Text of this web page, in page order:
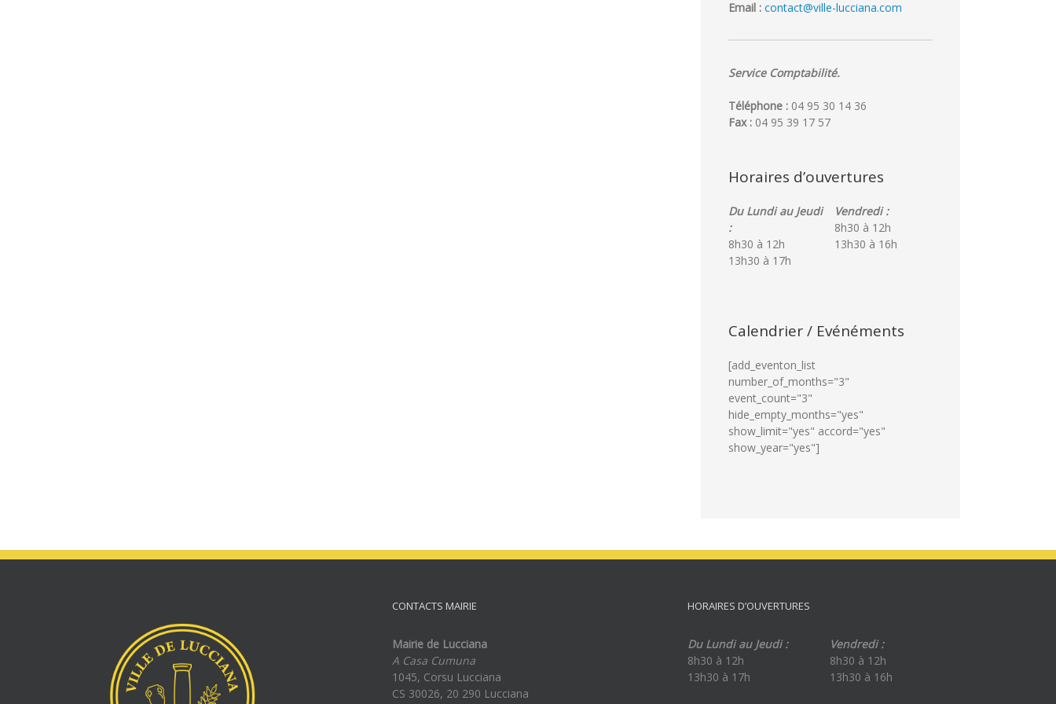
Email : contact@ville-lucciana.com
Service Comptabilité.
Téléphone : 04 95 30 14 36
Fax : 04 95 39 17 57
Horaires d’ouvertures
Du Lundi au Jeudi
:
8h30 à 12h
13h30 à 17h
Vendredi :
8h30 à 12h
13h30 à 16h
Calendrier / Evénéments
[add_eventon_list
number_of_months="3"
event_count="3"
hide_empty_months="yes"
show_limit="yes" accord="yes"
show_year="yes"]
CONTACTS MAIRIE
Mairie de Lucciana
A Casa Cumuna
1045, Corsu Lucciana
CS 30026, 20 290 Lucciana
HORAIRES D’OUVERTURES
Du Lundi au Jeudi :
8h30 à 12h
13h30 à 17h
Vendredi :
8h30 à 12h
13h30 à 16h